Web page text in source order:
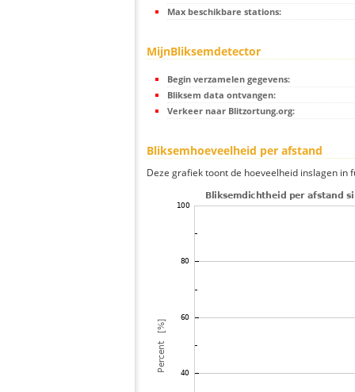
Max beschikbare stations:
MijnBliksemdetector
Begin verzamelen gegevens:
Bliksem data ontvangen:
Verkeer naar Blitzortung.org:
Bliksemhoeveelheid per afstand
Deze grafiek toont de hoeveelheid inslagen in